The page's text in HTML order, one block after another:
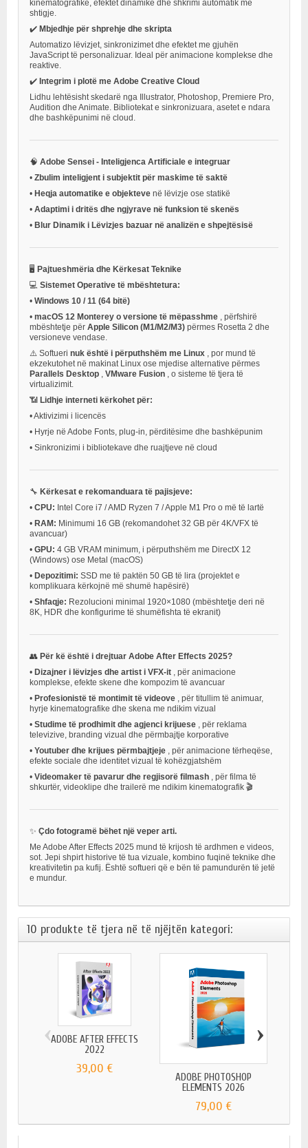
kinematografikë, efektet dinamike dhe shkrimi automatik me
shtigje.
✔️ Mbjedhje për shprehje dhe skripta
Automatizo lëvizjet, sinkronizimet dhe efektet me gjuhën
JavaScript të personalizuar. Ideal për animacione komplekse dhe
reaktive.
✔️ Integrim i plotë me Adobe Creative Cloud
Lidhu lehtësisht skedarë nga Illustrator, Photoshop, Premiere Pro,
Audition dhe Animate. Bibliotekat e sinkronizuara, asetet e ndara
dhe bashkëpunimi në cloud.
🧠 Adobe Sensei - Inteligjenca Artificiale e integruar
• Zbulim inteligjent i subjektit për maskime të saktë
• Heqja automatike e objekteve në lëvizje ose statikë
• Adaptimi i dritës dhe ngjyrave në funksion të skenës
• Blur Dinamik i Lëvizjes bazuar në analizën e shpejtësisë
🖥️ Pajtueshmëria dhe Kërkesat Teknike
💻 Sistemet Operative të mbështetura:
• Windows 10 / 11 (64 bitë)
• macOS 12 Monterey o versione të mëpasshme
, përfshirë
mbështetje për Apple Silicon (M1/M2/M3) përmes Rosetta 2 dhe
versioneve vendase.
⚠️ Softueri nuk është i përputhshëm me Linux
, por mund të
ekzekutohet në makinat Linux ose mjedise alternative përmes
Parallels Desktop
VMware Fusion
, o sisteme të tjera të
virtualizimit.
📶 Lidhje interneti kërkohet për:
•Aktivizimi i licencës
• Hyrje në Adobe Fonts, plug-in, përditësime dhe bashkëpunim
• Sinkronizimi i bibliotekave dhe ruajtjeve në cloud
🔧 Kërkesat e rekomanduara të pajisjeve:
• CPU: Intel Core i7 / AMD Ryzen 7 / Apple M1 Pro o më të lartë
• RAM: Minimumi 16 GB (rekomandohet 32 GB për 4K/VFX të
avancuar)
• GPU: 4 GB VRAM minimum, i përputhshëm me DirectX 12
(Windows) ose Metal (macOS)
• Depozitimi: SSD me të paktën 50 GB të lira (projektet e
komplikuara kërkojnë më shumë hapësirë)
• Shfaqje: Rezolucioni minimal 1920×1080 (mbështetje deri në
8K, HDR dhe konfigurime të shumëfishta të ekranit)
👥 Për kë është i drejtuar Adobe After Effects 2025?
• Dizajner i lëvizjes dhe artist i VFX-it
, për animacione
komplekse, efekte skene dhe kompozim të avancuar
• Profesionistë të montimit të videove
, për titullim të animuar,
hyrje kinematografike dhe skena me ndikim vizual
• Studime të prodhimit dhe agjenci krijuese
, për reklama
televizive, branding vizual dhe përmbajtje korporative
• Youtuber dhe krijues përmbajtjeje
, për animacione tërheqëse,
efekte sociale dhe identitet vizual të kohëzgjatshëm
• Videomaker të pavarur dhe regjisorë filmash
, për filma të
shkurtër, videoklipe dhe trailerë me ndikim kinematografik 🎬
✨ Çdo fotogramë bëhet një veper arti.
Me Adobe After Effects 2025 mund të krijosh të ardhmen e videos,
sot. Jepi shpirt historive të tua vizuale, kombino fuqinë teknike dhe
kreativitetin pa kufij. Është softueri që e bën të pamundurën të jetë
e mundur.
10 produkte të tjera në të njëjtën kategori:
ADOBE AFTER EFFECTS
2022
39,00 €
ADOBE PHOTOSHOP
ELEMENTS 2026
79,00 €
‹ ›